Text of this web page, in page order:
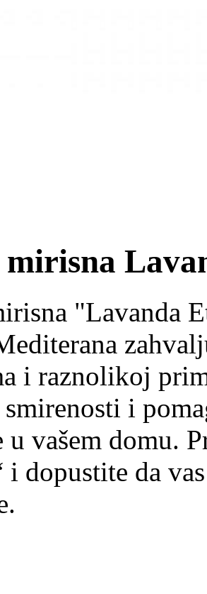
mirisna
"Lavanda
i raznolikoj
i
u vašem domu.
i dopustite da